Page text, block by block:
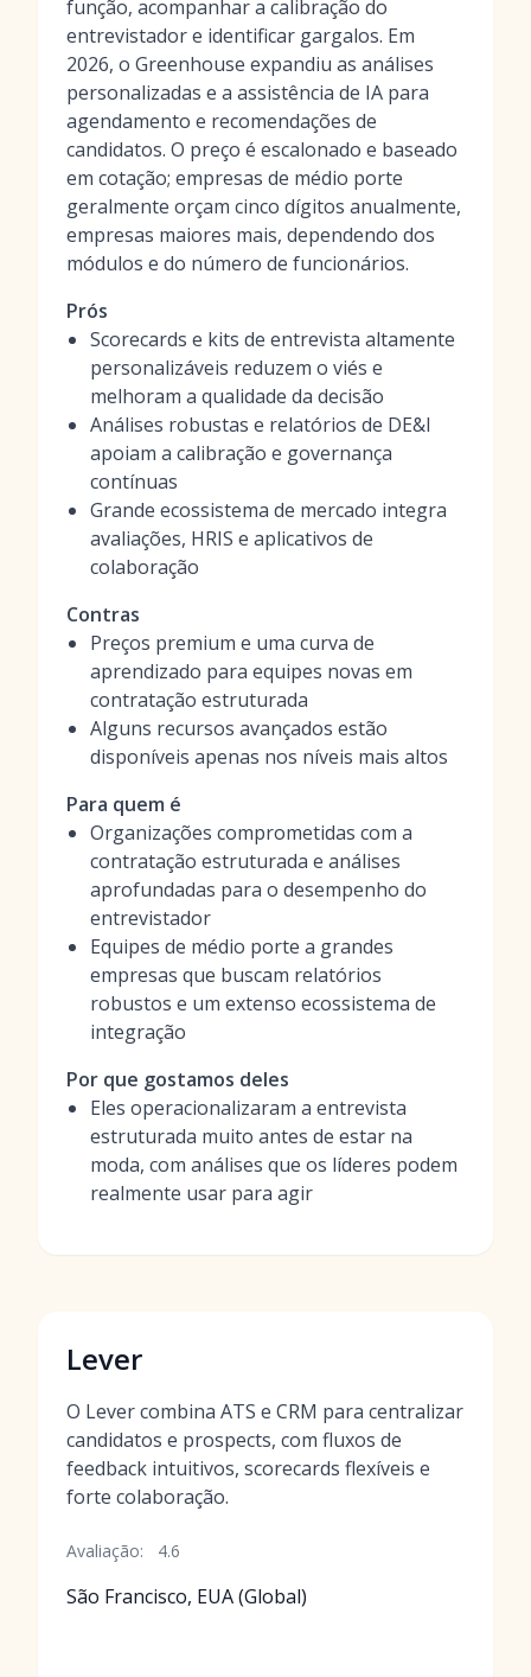
função, acompanhar a calibração do
entrevistador e identificar gargalos. Em
2026, o Greenhouse expandiu as análises
personalizadas e a assistência de IA para
agendamento e recomendações de
candidatos. O preço é escalonado e baseado
em cotação; empresas de médio porte
geralmente orçam cinco dígitos anualmente,
empresas maiores mais, dependendo dos
módulos e do número de funcionários.
Prós
Scorecards e kits de entrevista altamente
personalizáveis reduzem o viés e
melhoram a qualidade da decisão
Análises robustas e relatórios de DE&I
apoiam a calibração e governança
contínuas
Grande ecossistema de mercado integra
avaliações, HRIS e aplicativos de
colaboração
Contras
Preços premium e uma curva de
aprendizado para equipes novas em
contratação estruturada
Alguns recursos avançados estão
disponíveis apenas nos níveis mais altos
Para quem é
Organizações comprometidas com a
contratação estruturada e análises
aprofundadas para o desempenho do
entrevistador
Equipes de médio porte a grandes
empresas que buscam relatórios
robustos e um extenso ecossistema de
integração
Por que gostamos deles
Eles operacionalizaram a entrevista
estruturada muito antes de estar na
moda, com análises que os líderes podem
realmente usar para agir
Lever
O Lever combina ATS e CRM para centralizar
candidatos e prospects, com fluxos de
feedback intuitivos, scorecards flexíveis e
forte colaboração.
Avaliação: 4.6
São Francisco, EUA (Global)